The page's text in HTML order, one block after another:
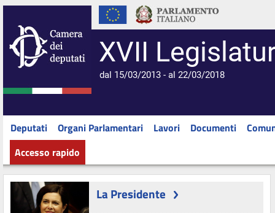
XVII
dal 15/03/2013 - al 22/03/2018
Deputati Organi Parlamentari Lavori Documenti
Accesso rapido
La Presidente